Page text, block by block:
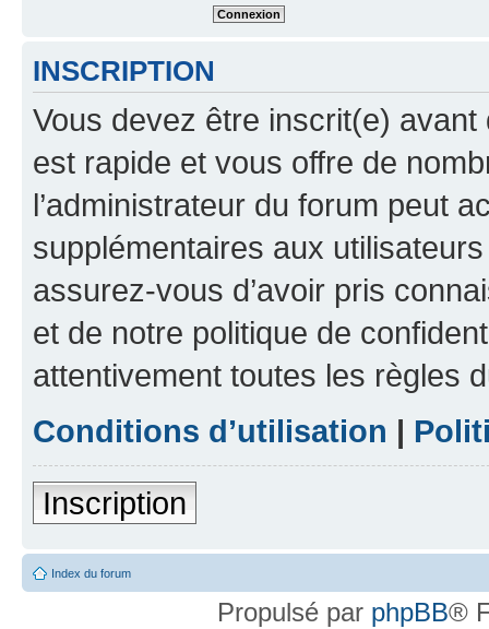
INSCRIPTION
Vous devez être inscrit(e) avant
est rapide et vous offre de
l’administrateur du forum peut
supplémentaires aux
assurez-vous d’avoir pris
et de notre politique de
attentivement toutes les règles
Conditions d’utilisation |
Inscription
Index du forum
Propulsé par phpBB®